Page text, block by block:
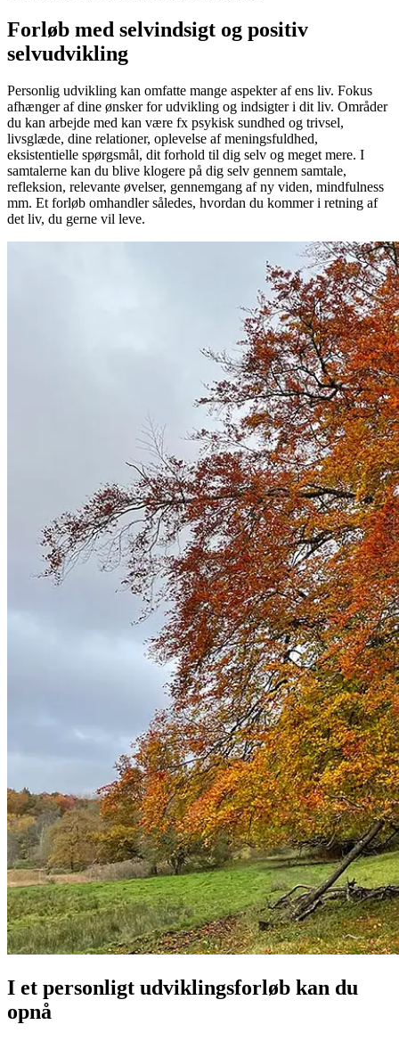
Forløb med selvindsigt og positiv
selvudvikling
Personlig udvikling kan omfatte mange aspekter af ens liv. Fokus
afhænger af dine ønsker for udvikling og indsigter i dit liv. Områder
du kan arbejde med kan være fx psykisk sundhed og trivsel,
livsglæde, dine relationer, oplevelse af meningsfuldhed,
eksistentielle spørgsmål, dit forhold til dig selv og meget mere. I
samtalerne kan du blive klogere på dig selv gennem samtale,
refleksion, relevante øvelser, gennemgang af ny viden, mindfulness
mm. Et forløb omhandler således, hvordan du kommer i retning af
det liv, du gerne vil leve.
I et personligt udviklingsforløb kan du
opnå